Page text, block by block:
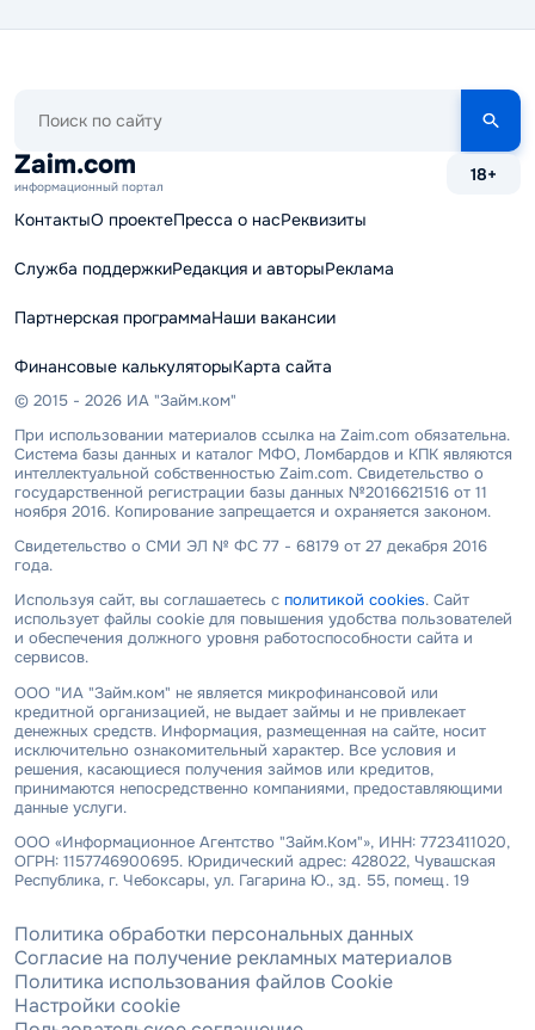
сайту
Zaim.com
информационный портал
18+
КонтактыО проектеПресса о насРеквизиты
Служба поддержкиРедакция и авторыРеклама
Партнерская программаНаши вакансии
Финансовые калькуляторыКарта сайта
© 2015 - 2026 ИА "Займ.ком"
При использовании материалов ссылка на Zaim.com обязательна.
Система базы данных и каталог МФО, Ломбардов и КПК являются
интеллектуальной собственностью Zaim.com. Свидетельство о
государственной регистрации базы данных №2016621516 от 11
ноября 2016. Копирование запрещается и охраняется законом.
Свидетельство о СМИ ЭЛ № ФС 77 - 68179 от 27 декабря 2016
года.
Используя сайт, вы соглашаетесь с политикой cookies. Сайт
использует файлы cookie для повышения удобства пользователей
и обеспечения должного уровня работоспособности сайта и
сервисов.
ООО "ИА "Займ.ком" не является микрофинансовой или
кредитной организацией, не выдает займы и не привлекает
денежных средств. Информация, размещенная на сайте, носит
исключительно ознакомительный характер. Все условия и
решения, касающиеся получения займов или кредитов,
принимаются непосредственно компаниями, предоставляющими
данные услуги.
ООО «Информационное Агентство "Займ.Ком"», ИНН: 7723411020,
ОГРН: 1157746900695. Юридический адрес: 428022, Чувашская
Республика, г. Чебоксары, ул. Гагарина Ю., зд. 55, помещ. 19
Политика обработки персональных данных
Согласие на получение рекламных материалов
Политика использования файлов Cookie
Настройки cookie